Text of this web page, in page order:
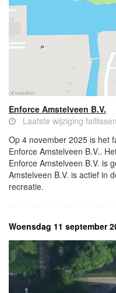
Enforce Amstelveen B.V.
Laatste wijziging
Op 4 november 2025 is het
Enforce Amstelveen B.V..
Enforce Amstelveen B.V. is
Amstelveen B.V. is actief in
recreatie.
Woensdag 11 september